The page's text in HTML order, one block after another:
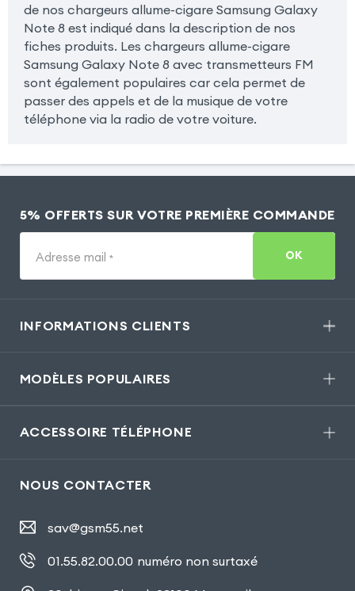
de nos chargeurs allume-cigare Samsung Galaxy
Note 8 est indiqué dans la description de nos
fiches produits. Les chargeurs allume-cigare
Samsung Galaxy Note 8 avec transmetteurs FM
sont également populaires car cela permet de
passer des appels et de la musique de votre
téléphone via la radio de votre voiture.
5% OFFERTS SUR VOTRE PREMIÈRE COMMANDE
Adresse mail * OK
INFORMATIONS CLIENTS
MODÈLES POPULAIRES
ACCESSOIRE TÉLÉPHONE
NOUS CONTACTER
sav@gsm55.net
01.55.82.00.00 numéro non surtaxé